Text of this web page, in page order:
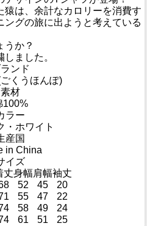
猿は、余計なカロリーを消費す
ングの旅に出ようと考えている
うか？
ました。
ンド
くうほんぽ)
素材
100%
ラー
・ホワイト
産国
in China
イズ
丈身幅肩幅袖丈
52 45
20
55 47
22
58 49
24
61 51 25